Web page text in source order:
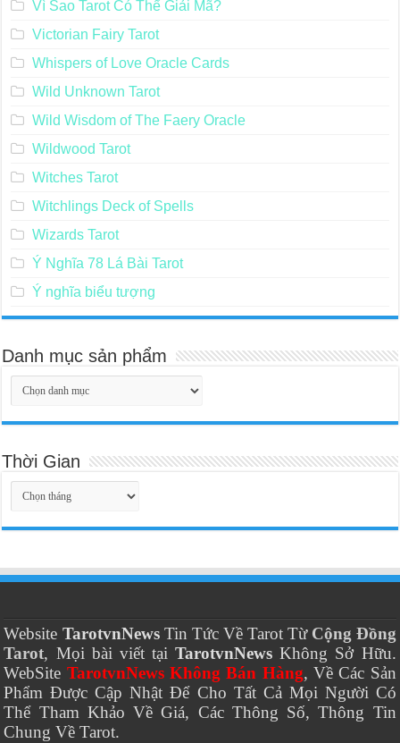
Vì Sao Tarot Có Thể Giải Mã?
Victorian Fairy Tarot
Whispers of Love Oracle Cards
Wild Unknown Tarot
Wild Wisdom of The Faery Oracle
Wildwood Tarot
Witches Tarot
Witchlings Deck of Spells
Wizards Tarot
Ý Nghĩa 78 Lá Bài Tarot
Ý nghĩa biểu tượng
Danh mục sản phẩm
Thời Gian
Thời
Gian
Website TarotvnNewsTin Tức Về Tarot Từ Cộng Đồng
Tarot, Mọi bài viết tạiTarotvnNews Không Sở Hữu.
WebSite TarotvnNews Không Bán Hàng, Về Các Sản
Phẩm Được Cập Nhật Để Cho Tất Cả Mọi Người Có
Thể Tham Khảo Về Giá, Các Thông Số, Thông Tin
Chung Về Tarot.